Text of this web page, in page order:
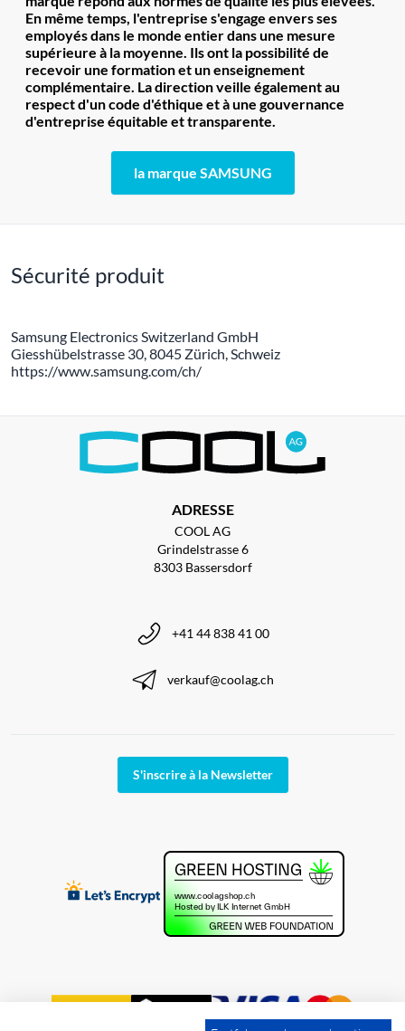
En même temps, l'entreprise s'engage envers ses
employés dans le monde entier dans une mesure
supérieure à la moyenne. Ils ont la possibilité de
recevoir une formation et un enseignement
complémentaire. La direction veille également au
respect d'un code d'éthique et à une gouvernance
d'entreprise équitable et transparente.
la marque SAMSUNG
Sécurité produit
Samsung Electronics Switzerland GmbH
Giesshübelstrasse 30, 8045 Zürich, Schweiz
https://www.samsung.com/ch/
ADRESSE
COOL AG
Grindelstrasse 6
8303 Bassersdorf
+41 44 838 41 00
verkauf@coolag.ch
S'inscrire à la Newsletter